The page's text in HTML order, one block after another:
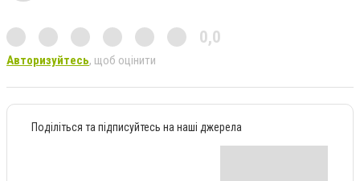
0,0
Авторизуйтесь, щоб оцінити
Поділіться та підписуйтесь на наші джерела